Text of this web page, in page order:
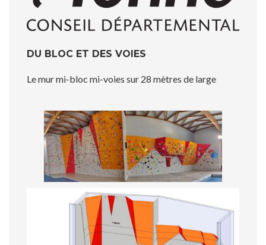
DU BLOC ET DES VOIES
Le mur mi-bloc mi-voies sur 28 mètres de large